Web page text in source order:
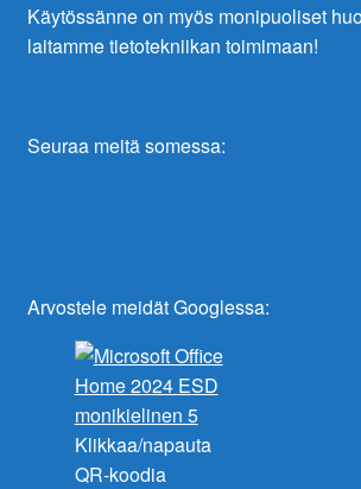
Käytössänne on myös monipuoliset
laitamme tietotekniikan toimimaan!
Seuraa meitä somessa:
Arvostele meidät Googlessa:
Klikkaa/napauta
QR-koodia